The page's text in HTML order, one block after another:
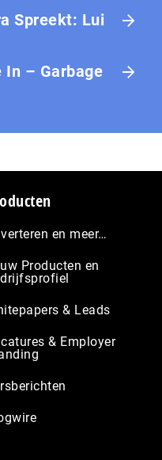
Spreekt: Lui
In – Garbage
en meer…
Producten en
& Leads
& Employer